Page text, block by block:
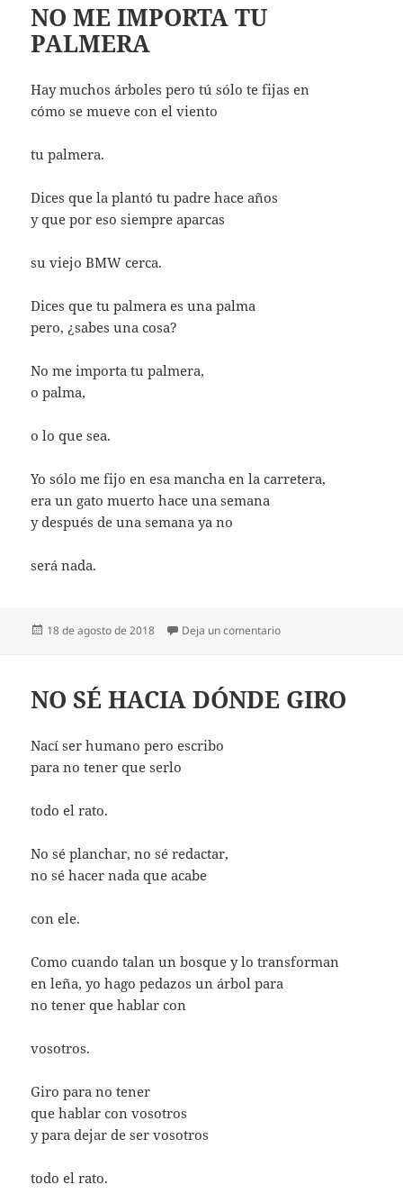
NO ME IMPORTA TU
PALMERA
Hay muchos árboles pero tú sólo te fijas en
cómo se mueve con el viento
tu palmera.
Dices que la plantó tu padre hace años
y que por eso siempre aparcas
su viejo BMW cerca.
Dices que tu palmera es una palma
pero, ¿sabes una cosa?
No me importa tu palmera,
o palma,
o lo que sea.
Yo sólo me fijo en esa mancha en la carretera,
era un gato muerto hace una semana
y después de una semana ya no
será nada.
Publicado
18 de agosto de 2018 Deja un comentarioen NO ME IMPORTA TU
NO SÉ HACIA DÓNDE GIRO
Nací ser humano pero escribo
para no tener que serlo
todo el rato.
No sé planchar, no sé redactar,
no sé hacer nada que acabe
con ele.
Como cuando talan un bosque y lo transforman
en leña, yo hago pedazos un árbol para
no tener que hablar con
vosotros.
Giro para no tener
que hablar con vosotros
y para dejar de ser vosotros
todo el rato.